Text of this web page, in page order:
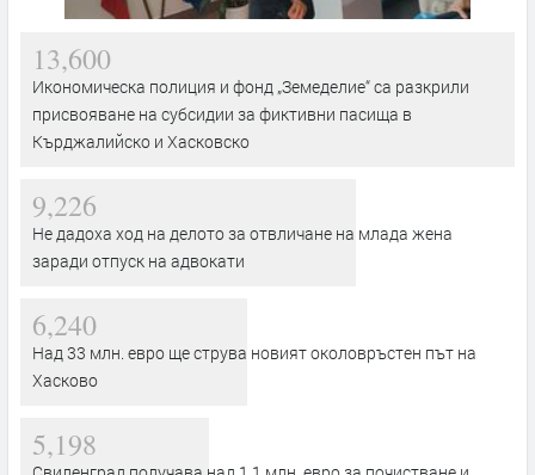
13,600
Икономическа полиция и фонд „Земеделие“ са разкрили
присвояване на субсидии за фиктивни пасища в
Кърджалийско и Хасковско
9,226
Не дадоха ход на делото за отвличане на млада жена
заради отпуск на адвокати
6,240
Над 33 млн. евро ще струва новият околовръстен път на
Хасково
5,198